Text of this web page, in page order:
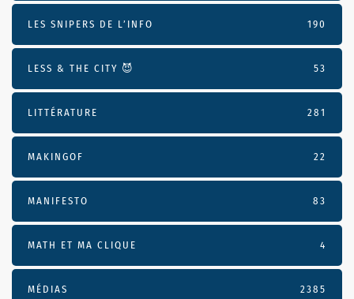
LES SNIPERS DE L’INFO 190
LESS & THE CITY 😈 53
LITTÉRATURE 281
MAKINGOF 22
MANIFESTO 83
MATH ET MA CLIQUE 4
MÉDIAS 2385